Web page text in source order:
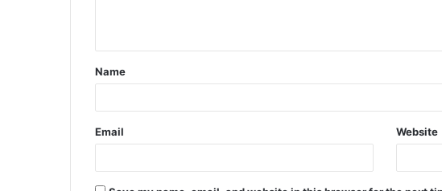
t
*
Name
Email Website